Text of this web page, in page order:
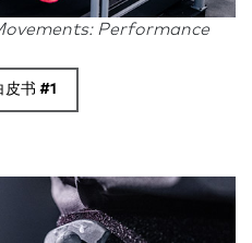
Performance
皮书 #1